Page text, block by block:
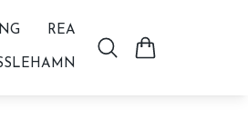
REA